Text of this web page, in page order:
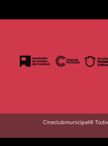
Cineclubmunicipal®